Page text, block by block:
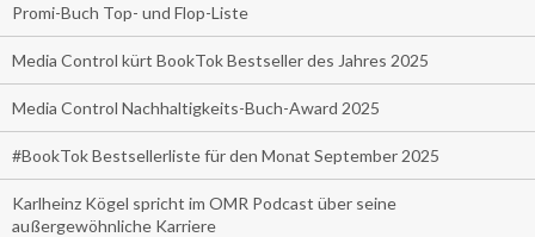
Promi-Buch Top- und Flop-Liste
Media Control kürt BookTok Bestseller des Jahres 2025
Media Control Nachhaltigkeits-Buch-Award 2025
#BookTok Bestsellerliste für den Monat September 2025
Karlheinz Kögel spricht im OMR Podcast über seine
außergewöhnliche Karriere